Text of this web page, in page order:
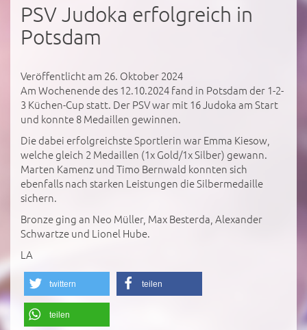
PSV Judoka erfolgreich in
Potsdam
Veröffentlicht am 26. Oktober 2024
Am Wochenende des 12.10.2024 fand in Potsdam der 1-2-
3 Küchen-Cup statt. Der PSV war mit 16 Judoka am Start
und konnte 8 Medaillen gewinnen.
Die dabei erfolgreichste Sportlerin war Emma Kiesow,
welche gleich 2 Medaillen (1x Gold/1x Silber) gewann.
Marten Kamenz und Timo Bernwald konnten sich
ebenfalls nach starken Leistungen die Silbermedaille
sichern.
Bronze ging an Neo Müller, Max Besterda, Alexander
Schwartze und Lionel Hube.
LA
twittern teilen
teilen